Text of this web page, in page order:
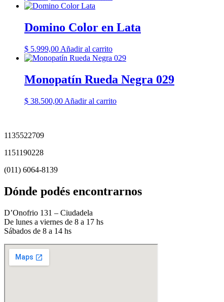
Domino Color en Lata
$ 5.999,00 Añadir al carrito
Monopatín Rueda Negra 029
$ 38.500,00 Añadir al carrito
1135522709
1151190228
(011) 6064-8139
Dónde podés encontrarnos
D’Onofrio 131 – Ciudadela
De lunes a viernes de 8 a 17 hs
Sábados de 8 a 14 hs